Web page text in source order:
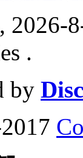
2026-
.
by